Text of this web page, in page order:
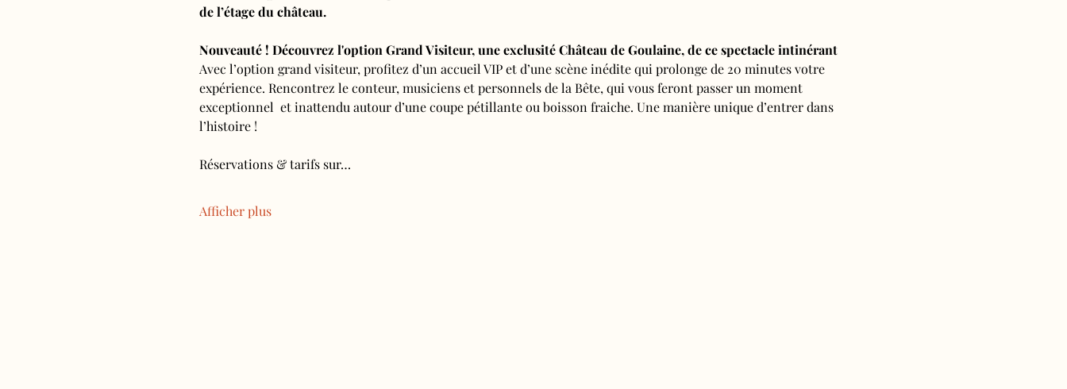
de l’étage du château.
Nouveauté ! Découvrez l'option Grand Visiteur, une exclusité Château de Goulaine, de ce spectacle intinérant
Avec l’option grand visiteur, profitez d’un accueil VIP et d’une scène inédite qui prolonge de 20 minutes votre
expérience. Rencontrez le conteur, musiciens et personnels de la Bête, qui vous feront passer un moment
exceptionnel  et inattendu autour d’une coupe pétillante ou boisson fraiche. Une manière unique d’entrer dans
l’histoire !
Réservations & tarifs sur…
Afficher plus